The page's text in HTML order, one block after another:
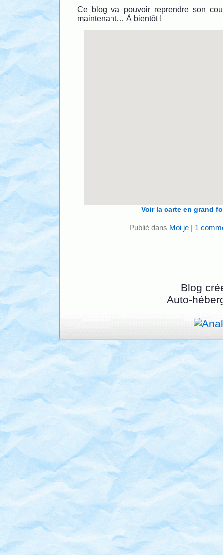
Ce blog va pouvoir reprendre son
maintenant… À bientôt !
Voir la carte en grand
Publié dans Moi je| 1
Blog
Auto-